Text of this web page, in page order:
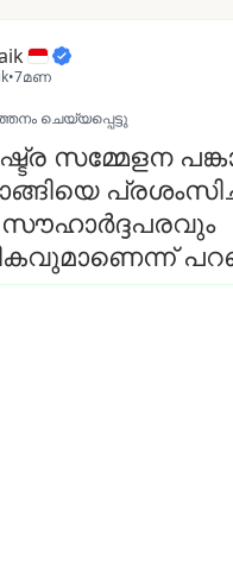
•7മണ
ചെയ്യപ്പെട്ടു
സമ്മേളന